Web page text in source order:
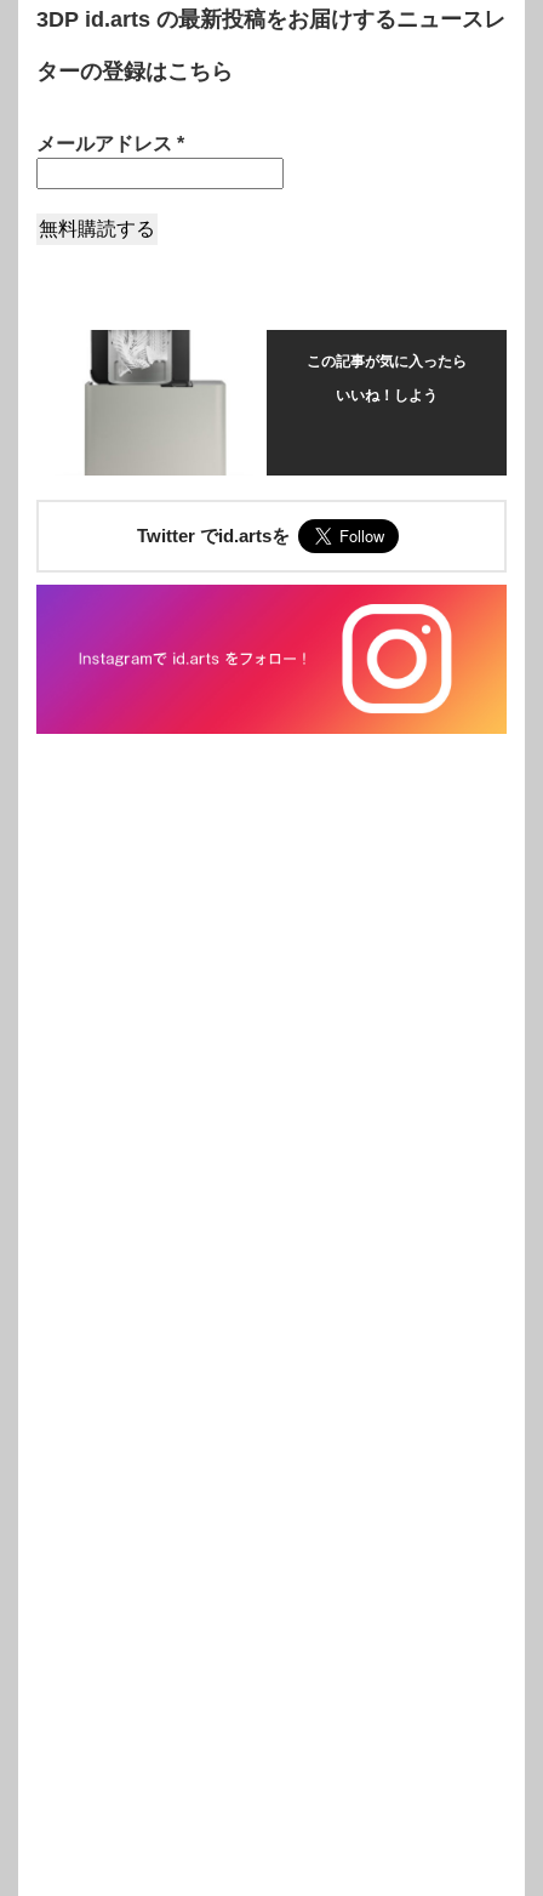
3DP id.arts の最新投稿をお届けするニュースレ
ターの登録はこちら
メールアドレス *
この記事が気に入ったら
いいね！しよう
Twitter でid.artsを